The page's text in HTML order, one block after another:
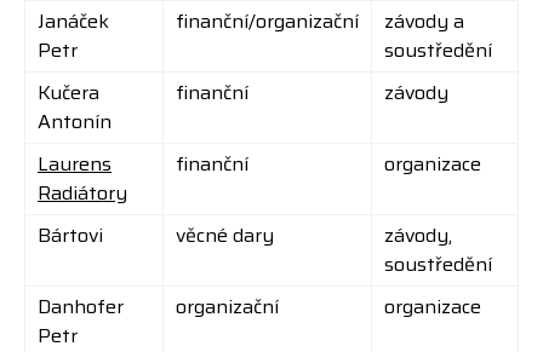
Janáček
Petr
finanční/organizační
závody a
soustředění
Kučera
Antonín
finanční závody
Laurens
Radiátory
finanční organizace
Bártovi věcné dary
závody,
soustředění
Danhofer
Petr
organizační organizace